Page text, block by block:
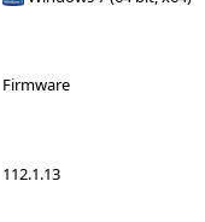
Firmware
112.1.13